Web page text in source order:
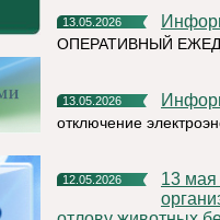
13.05.2026
ОПЕРАТИВНЫЙ
13.05.2026
отключение
12.05.2026
13 мая 2026 года на территории Княжпогостского района,